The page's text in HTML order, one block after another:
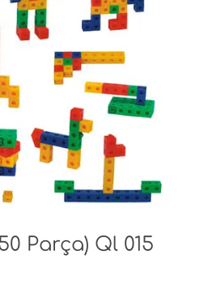
Parça) Ql 015